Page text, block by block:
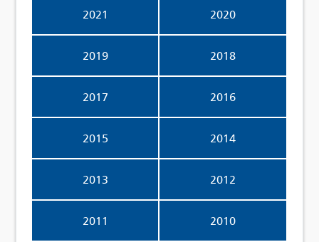
2021 2020
2019 2018
2017 2016
2015 2014
2013 2012
2011 2010